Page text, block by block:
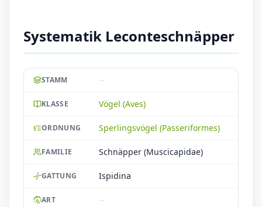
Systematik Leconteschnäpper
STAMM --
KLASSE Vögel (Aves)
ORDNUNG Sperlingsvögel (Passeriformes)
FAMILIE Schnäpper (Muscicapidae)
GATTUNG Ispidina
ART --